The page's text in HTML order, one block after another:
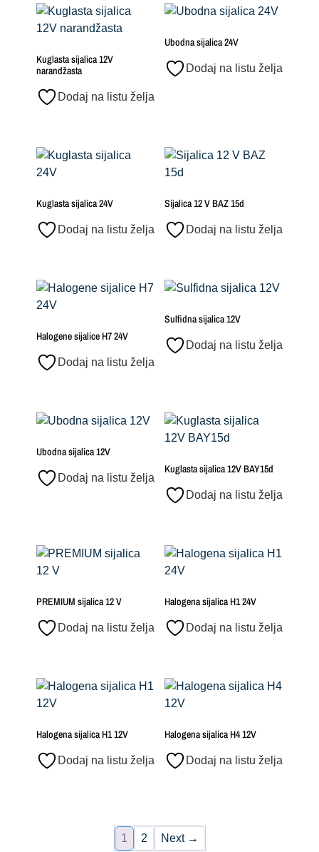
Kuglasta sijalica 12V
narandžasta
Dodaj na listu želja
Ubodna sijalica 24V
Dodaj na listu želja
Kuglasta sijalica 24V
Dodaj na listu želja
Sijalica 12 V BAZ 15d
Dodaj na listu želja
Halogene sijalice H7 24V
Dodaj na listu želja
Sulfidna sijalica 12V
Dodaj na listu želja
Ubodna sijalica 12V
Dodaj na listu želja
Kuglasta sijalica 12V BAY15d
Dodaj na listu želja
PREMIUM sijalica 12 V
Dodaj na listu želja
Halogena sijalica H1 24V
Dodaj na listu želja
Halogena sijalica H1 12V
Dodaj na listu želja
Halogena sijalica H4 12V
Dodaj na listu želja
1 2 Next →